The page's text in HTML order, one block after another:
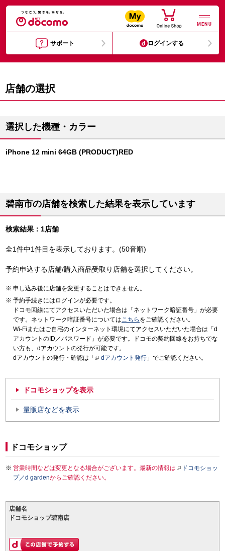
MENU
サポート ログインする
店舗の選択
選択した機種・カラー
iPhone 12 mini 64GB (PRODUCT)RED
碧南市の店舗を検索した結果を表示しています
検索結果：1店舗
全1件中1件目を表示しております。(50音順)
予約申込する店舗/購入商品受取り店舗を選択してください。
申し込み後に店舗を変更することはできません。
予約手続きにはログインが必要です。
ドコモ回線にてアクセスいただいた場合は「ネットワーク暗証番号」が必要
です。ネットワーク暗証番号についてはこちら をご確認ください。
Wi-Fiまたはご自宅のインターネット環境にてアクセスいただいた場合は「d
アカウントのID／パスワード」が必要です。ドコモの契約回線をお持ちでな
い方も、dアカウントの発行が可能です。
dアカウントの発行・確認は「
dアカウント発行 」でご確認ください。
ドコモショップを表示
量販店などを表示
ドコモショップ
営業時間などは変更となる場合がございます。最新の情報は
ドコモショッ
プ／d gardenからご確認ください。
店舗名
ドコモショップ碧南店